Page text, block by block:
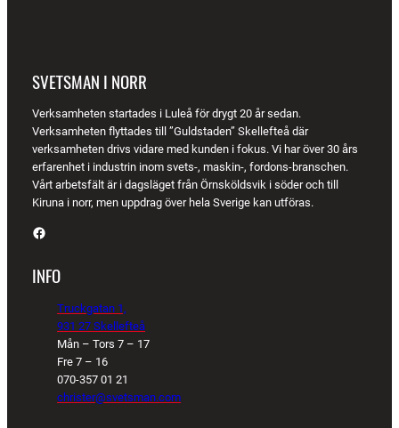
SVETSMAN I NORR
Verksamheten startades i Luleå för drygt 20 år sedan.
Verksamheten flyttades till ”Guldstaden” Skellefteå där
verksamheten drivs vidare med kunden i fokus. Vi har över 30 års
erfarenhet i industrin inom svets-, maskin-, fordons-branschen.
Vårt arbetsfält är i dagsläget från Örnsköldsvik i söder och till
Kiruna i norr, men uppdrag över hela Sverige kan utföras.
Facebook
INFO
Truckgatan 1,
931 27 Skellefteå
Mån – Tors 7 – 17
Fre 7 – 16
070-357 01 21
christer@svetsman.com